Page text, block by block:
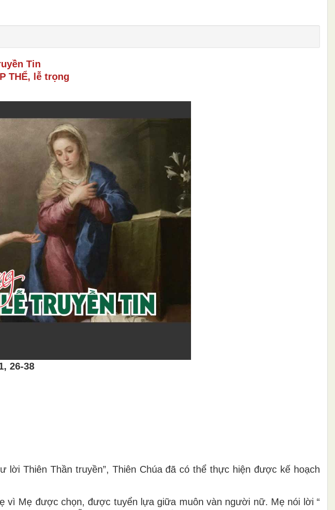
Tin
THỂ, lễ trọng
26-38
Thiên Thần truyền”, Thiên Chúa đã có thể thực hiện được kế hoạch
vì Mẹ được chọn, được tuyển lựa giữa muôn vàn người nữ. Mẹ nói lời “